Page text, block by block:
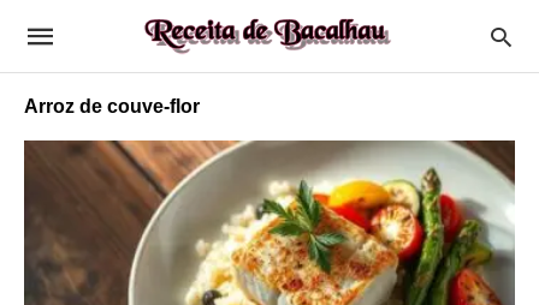
Arroz de couve-flor